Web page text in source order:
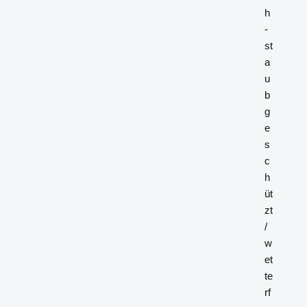
h
-
st
a
u
b
g
e
s
c
h
üt
zt
/
w
et
te
rf